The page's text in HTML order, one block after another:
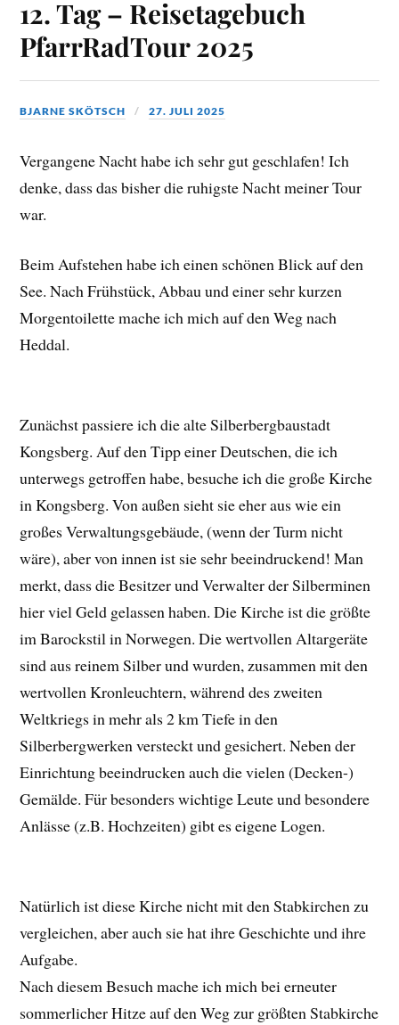
12. Tag – Reisetagebuch
PfarrRadTour 2025
BJARNE SKÖTSCH 27. JULI 2025
Vergangene Nacht habe ich sehr gut geschlafen! Ich
denke, dass das bisher die ruhigste Nacht meiner Tour
war.
Beim Aufstehen habe ich einen schönen Blick auf den
See. Nach Frühstück, Abbau und einer sehr kurzen
Morgentoilette mache ich mich auf den Weg nach
Heddal.
Zunächst passiere ich die alte Silberbergbaustadt
Kongsberg. Auf den Tipp einer Deutschen, die ich
unterwegs getroffen habe, besuche ich die große Kirche
in Kongsberg. Von außen sieht sie eher aus wie ein
großes Verwaltungsgebäude, (wenn der Turm nicht
wäre), aber von innen ist sie sehr beeindruckend! Man
merkt, dass die Besitzer und Verwalter der Silberminen
hier viel Geld gelassen haben. Die Kirche ist die größte
im Barockstil in Norwegen. Die wertvollen Altargeräte
sind aus reinem Silber und wurden, zusammen mit den
wertvollen Kronleuchtern, während des zweiten
Weltkriegs in mehr als 2 km Tiefe in den
Silberbergwerken versteckt und gesichert. Neben der
Einrichtung beeindrucken auch die vielen (Decken-)
Gemälde. Für besonders wichtige Leute und besondere
Anlässe (z.B. Hochzeiten) gibt es eigene Logen.
Natürlich ist diese Kirche nicht mit den Stabkirchen zu
vergleichen, aber auch sie hat ihre Geschichte und ihre
Aufgabe.
Nach diesem Besuch mache ich mich bei erneuter
sommerlicher Hitze auf den Weg zur größten Stabkirche